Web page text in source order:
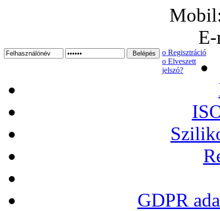
ο Regisztráció
ο Elveszett
jelszó?
GDPR